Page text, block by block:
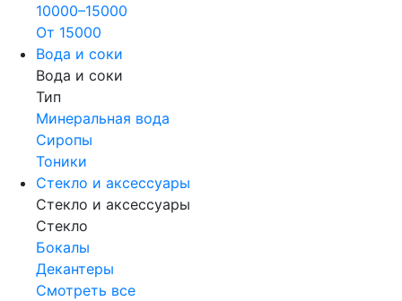
10000–15000
От 15000
Вода и соки
Вода и соки
Тип
Минеральная вода
Сиропы
Тоники
Стекло и аксессуары
Стекло и аксессуары
Стекло
Бокалы
Декантеры
Смотреть все